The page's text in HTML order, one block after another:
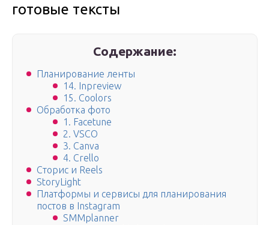
готовые тексты
Содержание:
Планирование ленты
14. Inpreview
15. Coolors
Обработка фото
1. Facetune
2. VSCO
3. Canva
4. Crello
Сторис и Reels
StoryLight
Платформы и сервисы для планирования
постов в Instagram
SMMplanner